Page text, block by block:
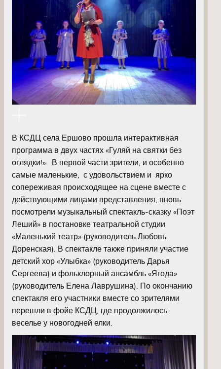
В КСДЦ села Ершово прошла интерактивная
программа в двух частях «Гуляй на святки без
оглядки!». В первой части зрители, и особенно
самые маленькие, с удовольствием и ярко
сопереживая происходящее на сцене вместе с
действующими лицами представления, вновь
посмотрели музыкальный спектакль-сказку «Поэт
Леший» в постановке театральной студии
«Маленький театр» (руководитель Любовь
Доренская). В спектакле также приняли участие
детский хор «Улыбка» (руководитель Дарья
Сергеева) и фольклорный ансамбль «Ягода»
(руководитель Елена Лаврушина). По окончанию
спектакля его участники вместе со зрителями
перешли в фойе КСДЦ, где продолжилось
веселье у новогодней елки.